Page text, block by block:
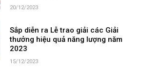
20/12/2023
Sắp diễn ra Lễ trao giải các Giải
thưởng hiệu quả năng lượng năm
2023
15/12/2023